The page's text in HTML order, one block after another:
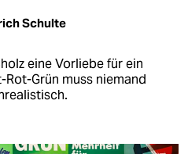
Schulte
eine Vorliebe für ein
Grün muss niemand